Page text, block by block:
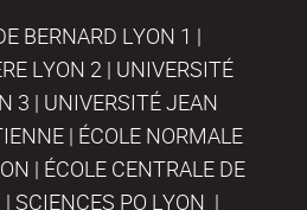
BERNARD LYON 1 |
LYON 2 | UNIVERSITÉ
3 | UNIVERSITÉ JEAN
| ÉCOLE NORMALE
| ÉCOLE CENTRALE DE
SCIENCES PO LYON |